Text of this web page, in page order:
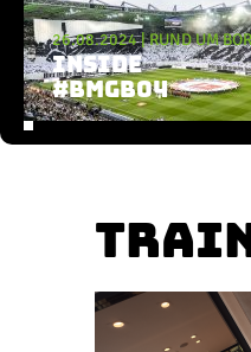
26.08.2024|RUND UM
INSIDE
#BMGB04